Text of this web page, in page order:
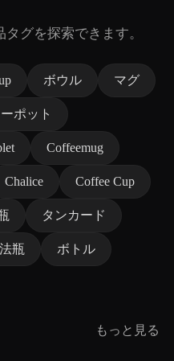
グを探索できます。
ボウル マグ
ポット
Coffeemug
Chalice Coffee Cup
タンカード
瓶 ボトル
もっと見る